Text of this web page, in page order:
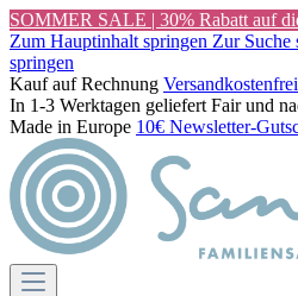
SOMMER SALE | 30% Rabatt auf
Zum Hauptinhalt springen Zur Suche
springen
Kauf auf Rechnung
In 1-3 Werktagen geliefert Fair und
Made in Europe 10€ Newsletter-